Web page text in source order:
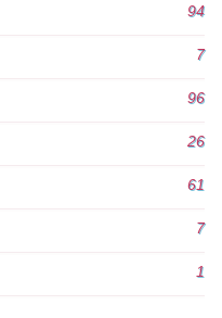
94
7
96
26
61
7
1